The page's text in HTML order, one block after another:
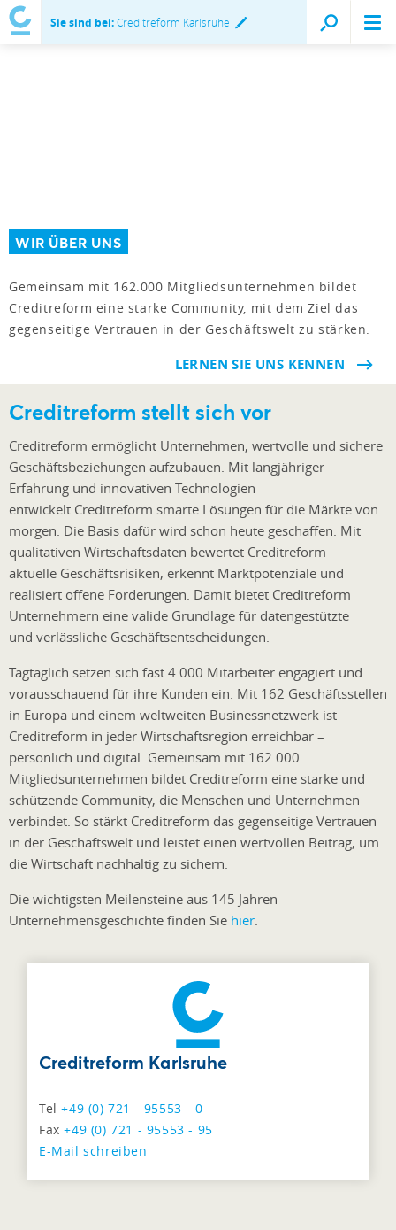
Sie sind bei:Creditreform Karlsruhe
WIR ÜBER UNS
Gemeinsam mit 162.000 Mitgliedsunternehmen bildet
Creditreform eine starke Community, mit dem Ziel das
gegenseitige Vertrauen in der Geschäftswelt zu stärken.
LERNEN SIE UNS KENNEN
Creditreform stellt sich vor
Creditreform ermöglicht Unternehmen, wertvolle und sichere
Geschäftsbeziehungen aufzubauen. Mit langjähriger
Erfahrung und innovativen Technologien
entwickelt Creditreform smarte Lösungen für die Märkte von
morgen. Die Basis dafür wird schon heute geschaffen: Mit
qualitativen Wirtschaftsdaten bewertet Creditreform
aktuelle Geschäftsrisiken, erkennt Marktpotenziale und
realisiert offene Forderungen. Damit bietet Creditreform
Unternehmern eine valide Grundlage für datengestützte
und verlässliche Geschäftsentscheidungen.
Tagtäglich setzen sich fast 4.000 Mitarbeiter engagiert und
vorausschauend für ihre Kunden ein. Mit 162 Geschäftsstellen
in Europa und einem weltweiten Businessnetzwerk ist
Creditreform in jeder Wirtschaftsregion erreichbar –
persönlich und digital. Gemeinsam mit 162.000
Mitgliedsunternehmen bildet Creditreform eine starke und
schützende Community, die Menschen und Unternehmen
verbindet. So stärkt Creditreform das gegenseitige Vertrauen
in der Geschäftswelt und leistet einen wertvollen Beitrag, um
die Wirtschaft nachhaltig zu sichern.
Die wichtigsten Meilensteine aus 145 Jahren
Unternehmensgeschichte finden Sie hier
Creditreform Karlsruhe
Tel+49 (0) 721 - 95553 - 0
Fax+49 (0) 721 - 95553 - 95
E-Mail schreiben